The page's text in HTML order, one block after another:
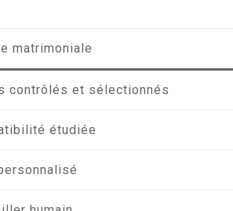
matrimoniale
contrôlés et sélectionnés
étudiée